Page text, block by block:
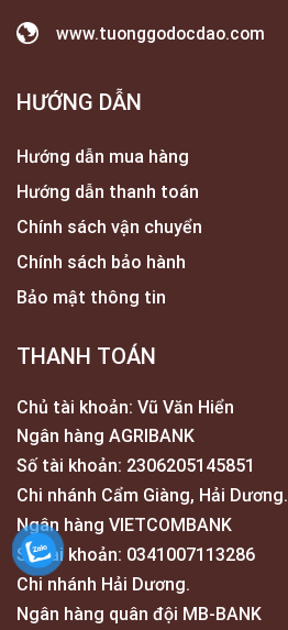
www.tuonggodocdao.com
HƯỚNG DẪN
Hướng dẫn mua hàng
Hướng dẫn thanh toán
Chính sách vận chuyển
Chính sách bảo hành
Bảo mật thông tin
THANH TOÁN
Chủ tài khoản: Vũ Văn Hiển
Ngân hàng AGRIBANK
Số tài khoản: 2306205145851
Chi nhánh Cẩm Giàng, Hải Dương.
Ngân hàng VIETCOMBANK
Số tài khoản: 0341007113286
Chi nhánh Hải Dương.
Ngân hàng quân đội MB-BANK